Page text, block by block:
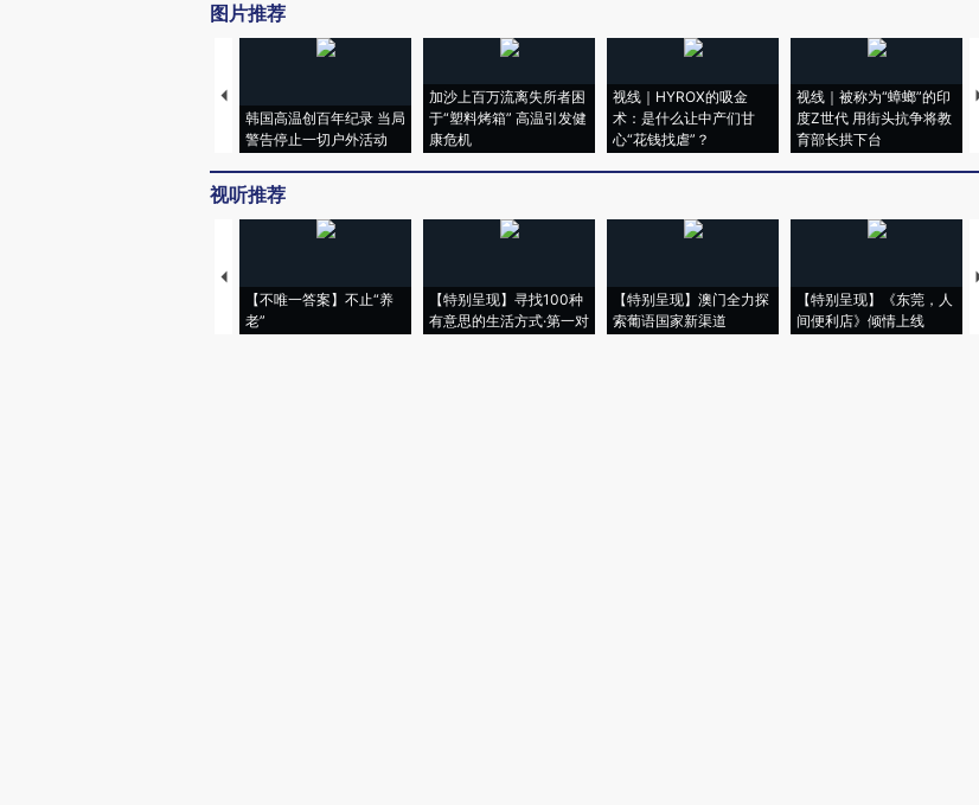
图片推荐
韩国高温创百年纪录 当局
警告停止一切户外活动
加沙上百万流离失所者困
于“塑料烤箱” 高温引发健
康危机
视线｜HYROX的吸金
术：是什么让中产们甘
心“花钱找虐”？
视线｜被称为“蟑螂”的印
度Z世代 用街头抗争将教
育部长拱下台
视听推荐
【不唯一答案】不止“养
老”
【特别呈现】寻找100种
有意思的生活方式·第一对
【特别呈现】澳门全力探
索葡语国家新渠道
【特别呈现】《东莞，人
间便利店》倾情上线